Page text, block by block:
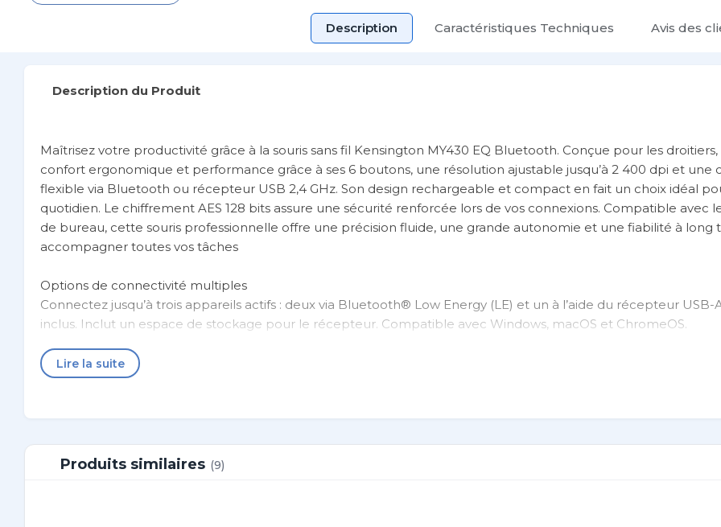
Description Caractéristiques Techniques Avis des
Description du Produit
Maîtrisez votre productivité grâce à la souris sans fil Kensington MY430 EQ Bluetooth. Conçue pour les
confort ergonomique et performance grâce à ses 6 boutons, une résolution ajustable jusqu’à 2 400 dpi et une
flexible via Bluetooth ou récepteur USB 2,4 GHz. Son design rechargeable et compact en fait un choix idéal
quotidien. Le chiffrement AES 128 bits assure une sécurité renforcée lors de vos connexions. Compatible avec
de bureau, cette souris professionnelle offre une précision fluide, une grande autonomie et une fiabilité à long
accompagner toutes vos tâches
Options de connectivité multiples
Connectez jusqu’à trois appareils actifs : deux via Bluetooth® Low Energy (LE) et un à l’aide du récepteur USB-
inclus. Inclut un espace de stockage pour le récepteur. Compatible avec Windows, macOS et ChromeOS.
Caractéristiques durables
Contenu recyclé certifié conforme à la norme SCS Recycled Content Standard V8-0 garantissant un minimum
Offre jusqu’à 4 mois d’autonomie avec une seule charge et inclut un câble de chargement USB-C®.
Lire la suite
Produits similaires (9)